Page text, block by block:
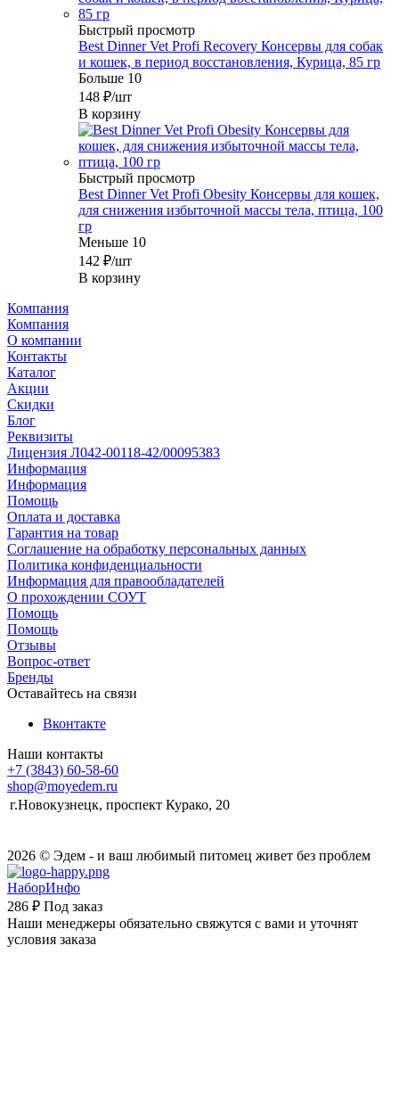
Быстрый просмотр
Best Dinner Vet Profi Recovery Консервы для собак
и кошек, в период восстановления, Курица, 85 гр
Больше 10
148 ₽/шт
В корзину
Быстрый просмотр
Best Dinner Vet Profi Obesity Консервы для кошек,
для снижения избыточной массы тела, птица, 100
гр
Меньше 10
142 ₽/шт
В корзину
Компания
Компания
О компании
Контакты
Каталог
Акции
Скидки
Блог
Реквизиты
Лицензия Л042-00118-42/00095383
Информация
Информация
Помощь
Оплата и доставка
Гарантия на товар
Соглашение на обработку персональных данных
Политика конфиденциальности
Информация для правообладателей
О прохождении СОУТ
Помощь
Помощь
Отзывы
Вопрос-ответ
Бренды
Оставайтесь на связи
Вконтакте
Наши контакты
+7 (3843) 60-58-60
shop@moyedem.ru
г.Новокузнецк, проспект Курако, 20
2026 © Эдем - и ваш любимый питомец живет без проблем
НаборИнфо
286 ₽ Под заказ
Наши менеджеры обязательно свяжутся с вами и уточнят
условия заказа